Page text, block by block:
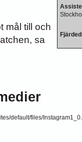
mål till och
sa